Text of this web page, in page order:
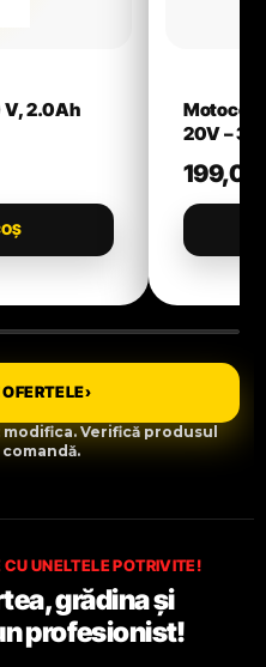
V, 2.0Ah
20V –
199,00
›
Verifică produsul
UNELTELE POTRIVITE!
grădina și
profesionist!